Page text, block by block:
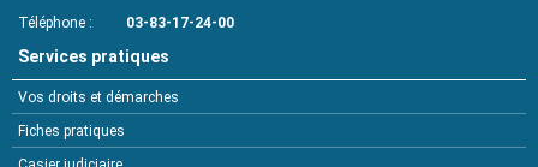
Téléphone
03-83-17-24-00
Services pratiques
Vos droits et démarches
Fiches pratiques